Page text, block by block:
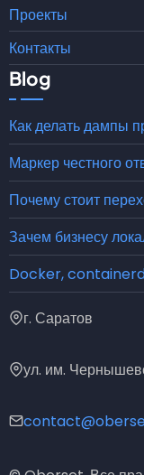
Проекты
Контакты
Blog
Как делать дампы
Маркер честного
Почему стоит
Зачем бизнесу
Docker,
г. Саратов
ул. им.